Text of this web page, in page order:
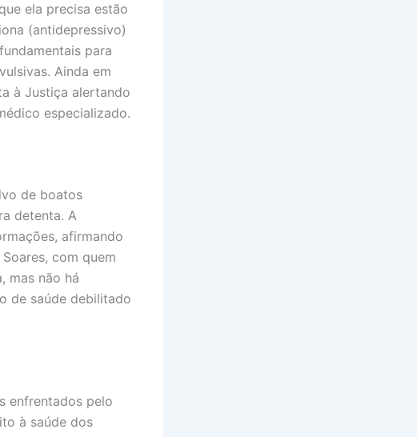
ela precisa estão
(antidepressivo)
para
Ainda em
à Justiça alertando
especializado.
de boatos
detenta. A
afirmando
com quem
mas não há
de saúde debilitado
enfrentados pelo
à saúde dos